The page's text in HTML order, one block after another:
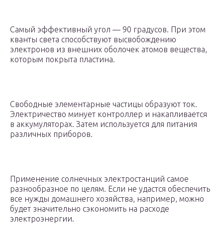
Самый эффективный угол — 90 градусов. При этом
кванты света способствуют высвобождению
электронов из внешних оболочек атомов вещества,
которым покрыта пластина.
Свободные элементарные частицы образуют ток.
Электричество минует контроллер и накапливается
в аккумуляторах. Затем используется для питания
различных приборов.
Применение солнечных электростанций самое
разнообразное по целям. Если не удастся обеспечить
все нужды домашнего хозяйства, например, можно
будет значительно сэкономить на расходе
электроэнергии.